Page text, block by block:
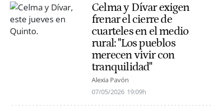
Celma y Dívar exigen
frenar el cierre de
cuarteles en el medio
rural: "Los pueblos
merecen vivir con
tranquilidad"
Alexia Pavón
07/05/2026 19:09h